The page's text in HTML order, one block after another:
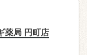
薬局 円町店